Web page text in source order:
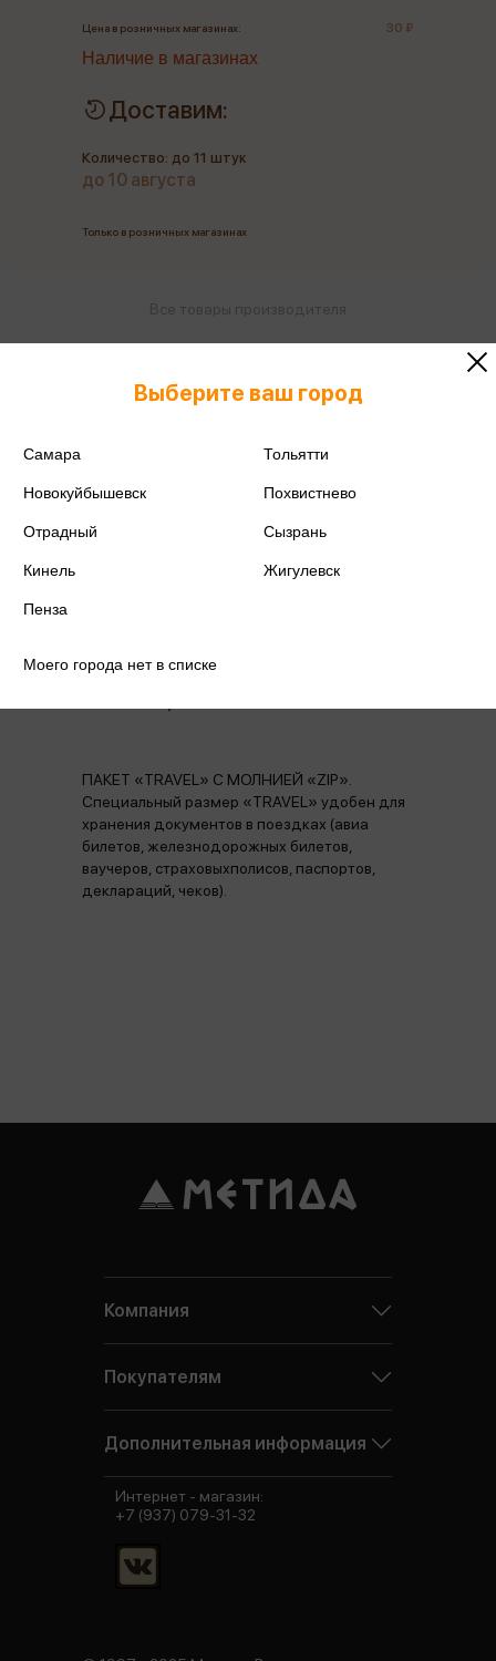
Артикул
Цена в розничных магазинах: 30 ₽
Наличие в магазинах
Доставим:
Количество: до 11 штук
до 10 августа
Только в розничных магазинах
ПАКЕТ «TRAVEL» С МОЛНИЕЙ «ZIP».
Специальный размер «TRAVEL» удобен для
хранения документов в поездках (авиа
билетов, железнодорожных билетов,
ваучеров, страховыхполисов, паспортов,
деклараций, чеков).
Выберите ваш город
Самара Тольятти
Новокуйбышевск Похвистнево
Отрадный Сызрань
Кинель Жигулевск
Пенза
Моего города нет в списке
Компания
Покупателям
Дополнительная информация
Интернет - магазин:
+7 (937) 079-31-32